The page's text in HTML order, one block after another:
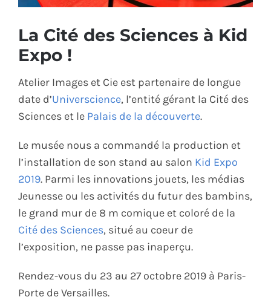
CONTACT
La Cité des Sciences à Kid
Expo !
Atelier Images et Cie est partenaire de longue
date d’Universcience, l’entité gérant la Cité des
Sciences et le Palais de la découverte.
Le musée nous a commandé la production et
l’installation de son stand au salon Kid Expo
2019. Parmi les innovations jouets, les médias
Jeunesse ou les activités du futur des bambins,
le grand mur de 8 m comique et coloré de la
Cité des Sciences, situé au coeur de
l’exposition, ne passe pas inaperçu.
Rendez-vous du 23 au 27 octobre 2019 à Paris-
Porte de Versailles.